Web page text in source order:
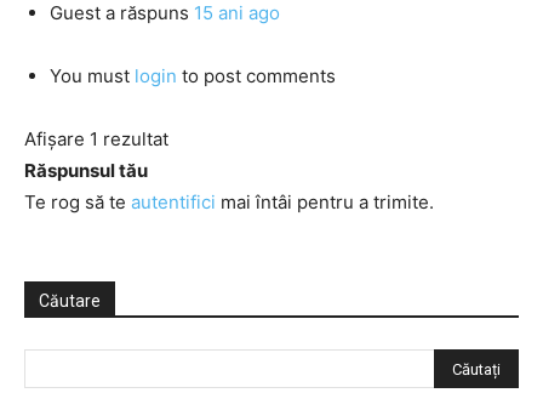
Guest a răspuns 15 ani ago
You must login to post comments
Afișare 1 rezultat
Răspunsul tău
Te rog să te autentifici mai întâi pentru a trimite.
Căutare